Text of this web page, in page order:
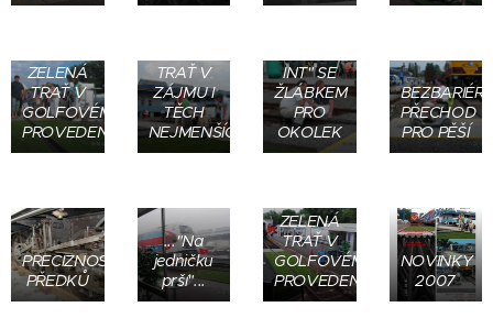
ZELENÁ
TRAŤ V
GOLFOVÉM
PROVEDENÍ
TRAŤ V
ZÁJMU I
TĚCH
NEJMENŠÍCH
INT" SE
ŽLÁBKEM
PRO
OKOLEK
PŘECHOD
PRO PĚŠÍ
PRECIZNOST
PŘEDKŮ
..."Na
jedničku
prší"...
ZELENÁ
TRAŤ V
GOLFOVÉM
PROVEDENÍ
NOVINKY
2007